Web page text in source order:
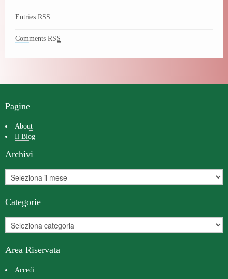
Entries RSS
Comments RSS
Pagine
About
Il Blog
Archivi
Categorie
Area Riservata
Accedi